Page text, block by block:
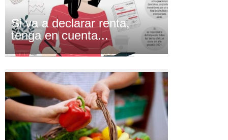
Si va a declarar renta,
tenga en cuenta...